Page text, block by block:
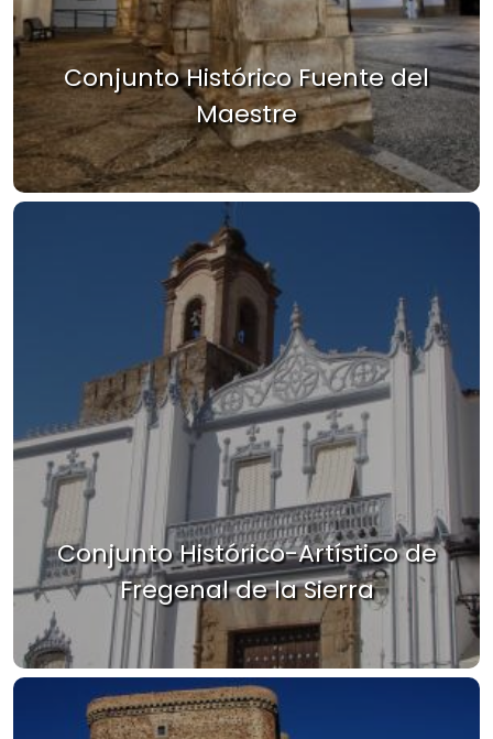
Conjunto Histórico Fuente del
Maestre
Conjunto Histórico-Artístico de
Fregenal de la Sierra